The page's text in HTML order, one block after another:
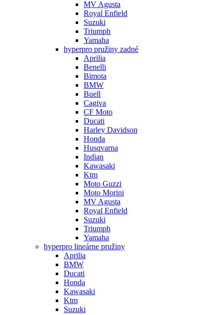
MV Agusta
Royal Enfield
Suzuki
Triumph
Yamaha
hyperpro pružiny zadné
Aprilia
Benelli
Bimota
BMW
Buell
Cagiva
CF Moto
Ducati
Harley Davidson
Honda
Husqvarna
Indian
Kawasaki
Ktm
Moto Guzzi
Moto Morini
MV Agusta
Royal Enfield
Suzuki
Triumph
Yamaha
hyperpro lineárne pružiny
Aprilia
BMW
Ducati
Honda
Kawasaki
Ktm
Suzuki